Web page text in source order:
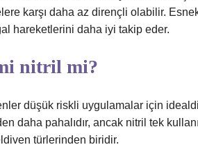
karşı daha az dirençli olabilir.
hareketlerini daha iyi takip eder.
nitril mi?
düşük riskli uygulamalar için
daha pahalıdır, ancak nitril tek
türlerinden biridir.